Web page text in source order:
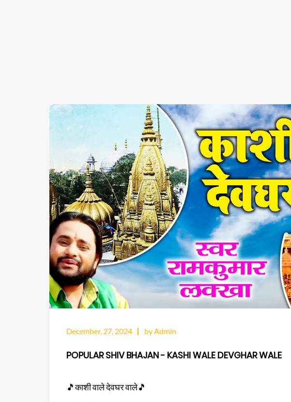
December, 27, 2024 by Admin
POPULAR SHIV BHAJAN - KASHI WALE DEVGHAR WALE
🎵काशी वाले देवघर वाले🎵